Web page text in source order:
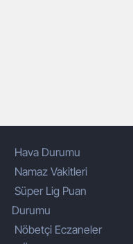
Hava Durumu
Namaz Vakitleri
Süper Lig Puan
Durumu
Nöbetçi Eczaneler